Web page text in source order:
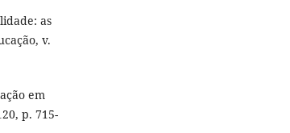
as
v.
em
p. 715-